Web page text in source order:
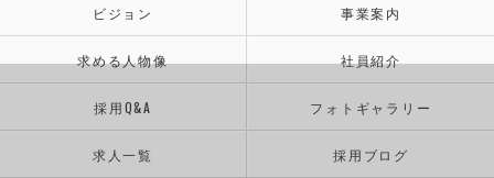
ビジョン 事業案内
求める人物像 社員紹介
採用Q&A フォトギャラリー
求人一覧 採用ブログ